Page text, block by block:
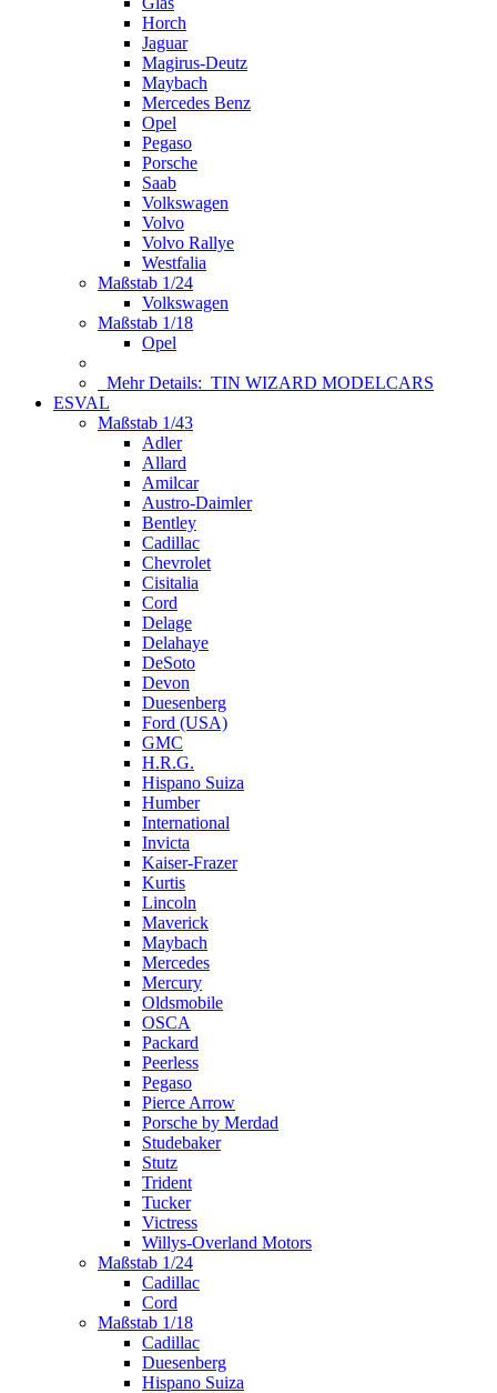
Horch
Jaguar
Magirus-Deutz
Maybach
Mercedes Benz
Opel
Pegaso
Porsche
Saab
Volkswagen
Volvo
Volvo Rallye
Westfalia
Maßstab 1/24
Volkswagen
Maßstab 1/18
Opel
Mehr Details: TIN WIZARD MODELCARS
ESVAL
Maßstab 1/43
Adler
Allard
Amilcar
Austro-Daimler
Bentley
Cadillac
Chevrolet
Cisitalia
Cord
Delage
Delahaye
DeSoto
Devon
Duesenberg
Ford (USA)
GMC
H.R.G.
Hispano Suiza
Humber
International
Invicta
Kaiser-Frazer
Kurtis
Lincoln
Maverick
Maybach
Mercedes
Mercury
Oldsmobile
OSCA
Packard
Peerless
Pegaso
Pierce Arrow
Porsche by Merdad
Studebaker
Stutz
Trident
Tucker
Victress
Willys-Overland Motors
Maßstab 1/24
Cadillac
Cord
Maßstab 1/18
Cadillac
Duesenberg
Hispano Suiza